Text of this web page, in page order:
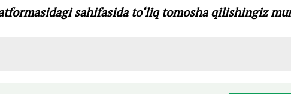
sahifasida to‘liq tomosha qilishingiz